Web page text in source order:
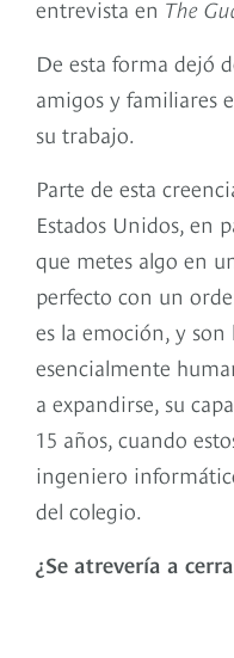
entrevista en The
De esta forma dejó
amigos y familiares
su trabajo.
Parte de esta
Estados Unidos, en
que metes algo en
perfecto con un
es la emoción, y
esencialmente
a expandirse, su
15 años, cuando
ingeniero
del colegio.
¿Se atrevería a